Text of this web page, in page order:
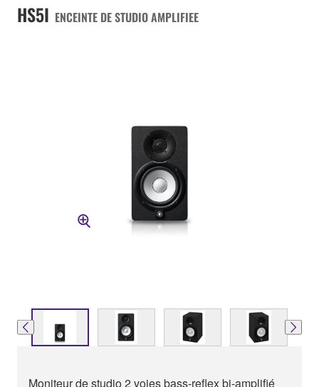
HS5I ENCEINTE DE STUDIO AMPLIFIEE
Moniteur de studio 2 voies bass-reflex bi-amplifié